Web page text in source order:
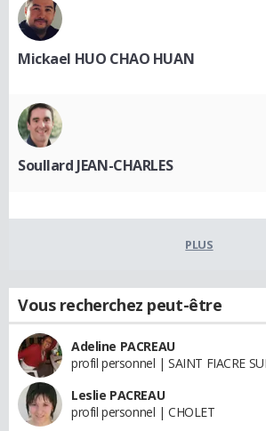
Mickael HUO CHAO HUAN
Soullard JEAN-CHARLES
PLUS
Vous recherchez peut-être
Adeline PACREAU
profil personnel | SAINT FIACRE
Leslie PACREAU
profil personnel | CHOLET